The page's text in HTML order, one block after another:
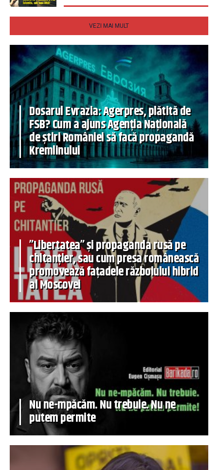
VEZI MAI MULT
Dosarul Evrazia: Agerpres, plătită de
FSB? Cum a ajuns Agenția Națională
de știri României să facă propagandă
Kremlinului
”Libertatea” și propaganda rusă pe
chitanțier, sau cum presa românească
promovează fațadele războiului hibrid
al Moscovei
Nu ne-mpăcăm. Nu trebuie. Nu ne
putem permite